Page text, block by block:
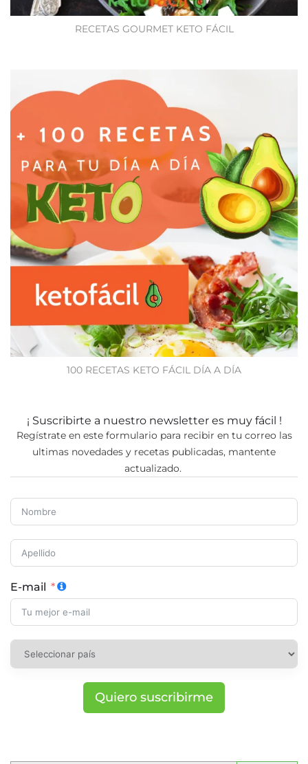
RECETAS GOURMET KETO FÁCIL
100 RECETAS KETO FÁCIL DÍA A DÍA
¡ Suscribirte a nuestro newsletter es muy fácil !
Regístrate en este formulario para recibir en tu correo las
ultimas novedades y recetas publicadas, mantente
actualizado.
E-mail
Quiero suscribirme